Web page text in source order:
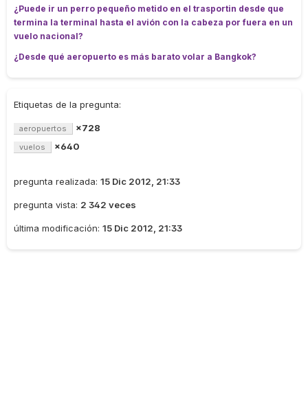
¿Puede ir un perro pequeño metido en el trasportin desde que
termina la terminal hasta el avión con la cabeza por fuera en un
vuelo nacional?
¿Desde qué aeropuerto es más barato volar a Bangkok?
Etiquetas de la pregunta:
aeropuertos ×728
vuelos ×640
pregunta realizada: 15 Dic 2012, 21:33
pregunta vista: 2 342 veces
última modificación: 15 Dic 2012, 21:33